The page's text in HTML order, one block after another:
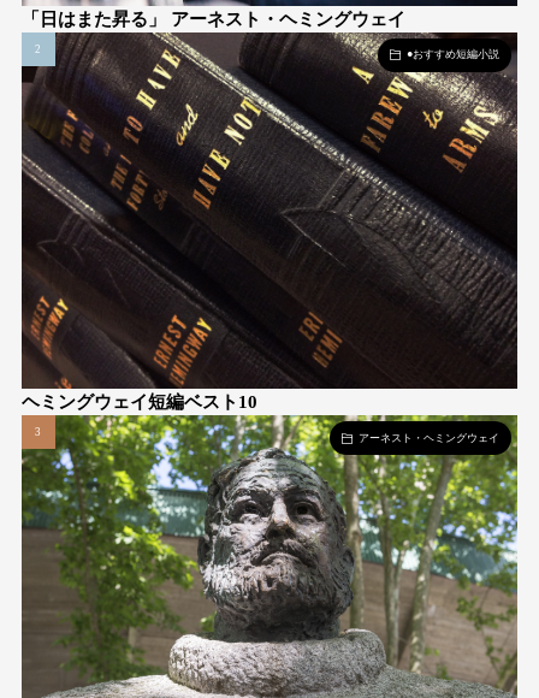
「日はまた昇る」 アーネスト・ヘミングウェイ
●おすすめ短編小説
ヘミングウェイ短編ベスト10
アーネスト・ヘミングウェイ